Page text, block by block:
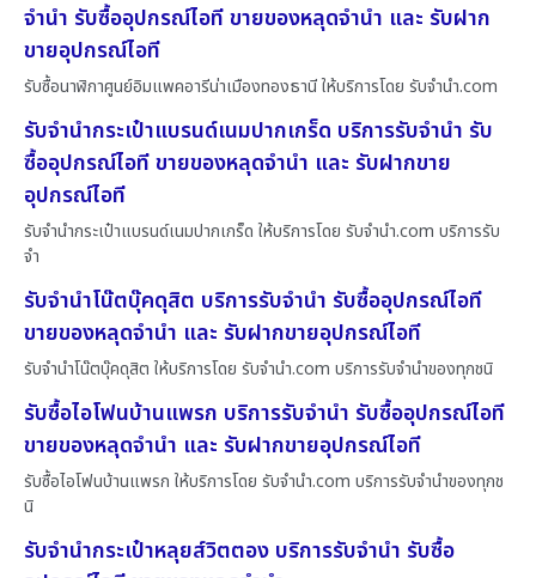
จำนำ รับซื้ออุปกรณ์ไอที ขายของหลุดจำนำ และ รับฝาก
ขายอุปกรณ์ไอที
รับซื้อนาฬิกาศูนย์อิมแพคอารีน่าเมืองทองธานี ให้บริการโดย รับจํานํา.com
รับจำนำกระเป๋าแบรนด์เนมปากเกร็ด บริการรับจำนำ รับ
ซื้ออุปกรณ์ไอที ขายของหลุดจำนำ และ รับฝากขาย
อุปกรณ์ไอที
รับจำนำกระเป๋าแบรนด์เนมปากเกร็ด ให้บริการโดย รับจํานํา.com บริการรับ
จำ
รับจำนำโน๊ตบุ๊คดุสิต บริการรับจำนำ รับซื้ออุปกรณ์ไอที
ขายของหลุดจำนำ และ รับฝากขายอุปกรณ์ไอที
รับจำนำโน๊ตบุ๊คดุสิต ให้บริการโดย รับจํานํา.com บริการรับจำนำของทุกชนิ
รับซื้อไอโฟนบ้านแพรก บริการรับจำนำ รับซื้ออุปกรณ์ไอที
ขายของหลุดจำนำ และ รับฝากขายอุปกรณ์ไอที
รับซื้อไอโฟนบ้านแพรก ให้บริการโดย รับจํานํา.com บริการรับจำนำของทุกช
นิ
รับจำนำกระเป๋าหลุยส์วิตตอง บริการรับจำนำ รับซื้อ